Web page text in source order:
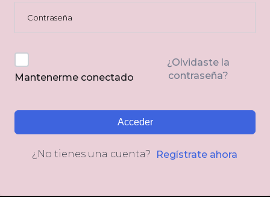
Mantenerme conectado
¿Olvidaste la
contraseña?
Acceder
¿No tienes una cuenta? Regístrate ahora